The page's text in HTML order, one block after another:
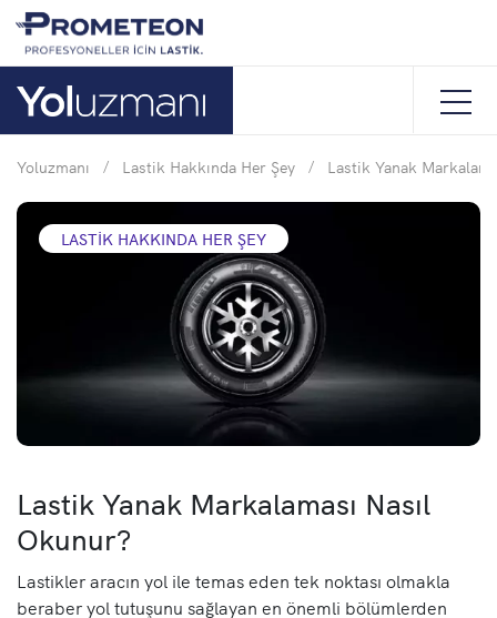
Yoluzmanı / Lastik Hakkında Her Şey / Lastik Yanak
LASTIK HAKKINDA HER ŞEY
Lastik Yanak Markalaması Nasıl
Okunur?
Lastikler aracın yol ile temas eden tek noktası olmakla
beraber yol tutuşunu sağlayan en önemli bölümlerden